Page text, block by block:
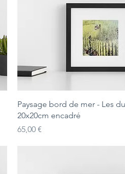
Paysage bord de mer - Les
20x20cm encadré
Prix
65,00 €